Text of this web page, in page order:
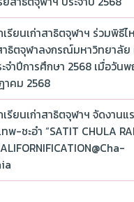
รียนเก่าสาธิตจุฬาฯ ร่วมพิธีไ
าธิตจุฬาลงกรณ์มหาวิทยาลัย
จำปีการศึกษา 2568 เมื่อวัน
าคม 2568
รียนเก่าสาธิตจุฬาฯ จัดงานแ
พ-ชะอำ “SATIT CHULA